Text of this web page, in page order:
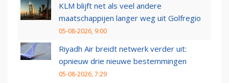
KLM blijft net als veel andere
maatschappijen langer weg uit Golfregio
05-08-2026, 9:00
Riyadh Air breidt netwerk verder uit:
opnieuw drie nieuwe bestemmingen
05-08-2026, 7:29